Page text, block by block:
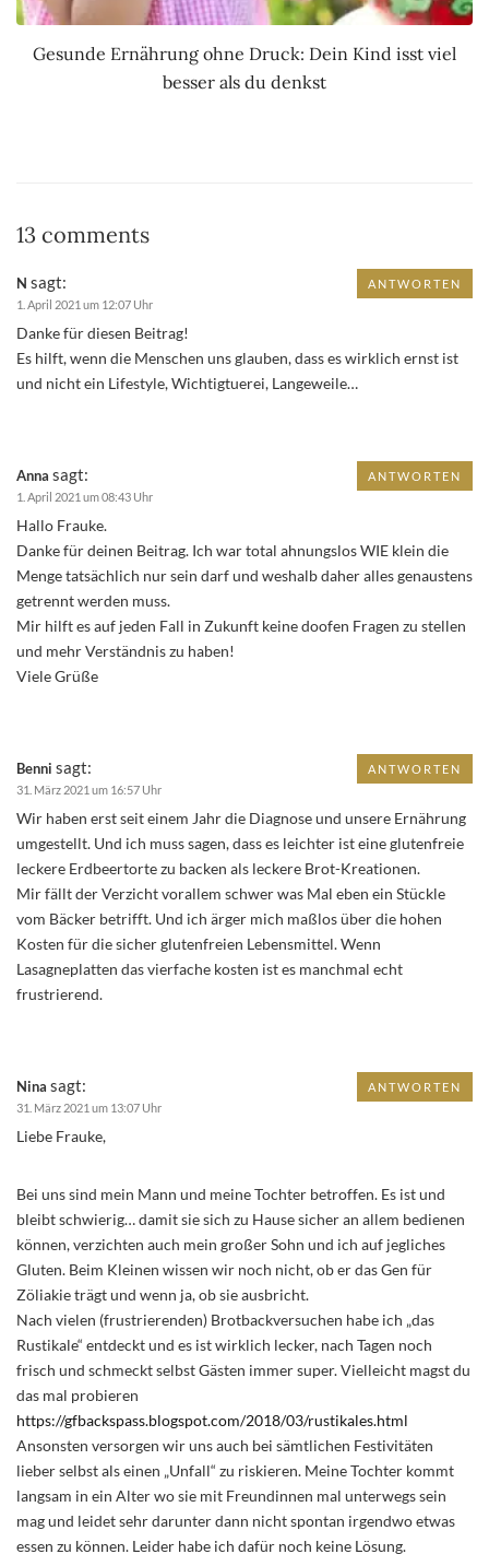
Gesunde Ernährung ohne Druck: Dein Kind isst viel
besser als du denkst
13 comments
N sagt:
1. April 2021 um 12:07 Uhr
Danke für diesen Beitrag!
Es hilft, wenn die Menschen uns glauben, dass es wirklich ernst ist
und nicht ein Lifestyle, Wichtigtuerei, Langeweile…
ANTWORTEN
Anna sagt:
1. April 2021 um 08:43 Uhr
Hallo Frauke.
Danke für deinen Beitrag. Ich war total ahnungslos WIE klein die
Menge tatsächlich nur sein darf und weshalb daher alles genaustens
getrennt werden muss.
Mir hilft es auf jeden Fall in Zukunft keine doofen Fragen zu stellen
und mehr Verständnis zu haben!
Viele Grüße
ANTWORTEN
Benni sagt:
31. März 2021 um 16:57 Uhr
Wir haben erst seit einem Jahr die Diagnose und unsere Ernährung
umgestellt. Und ich muss sagen, dass es leichter ist eine glutenfreie
leckere Erdbeertorte zu backen als leckere Brot-Kreationen.
Mir fällt der Verzicht vorallem schwer was Mal eben ein Stückle
vom Bäcker betrifft. Und ich ärger mich maßlos über die hohen
Kosten für die sicher glutenfreien Lebensmittel. Wenn
Lasagneplatten das vierfache kosten ist es manchmal echt
frustrierend.
ANTWORTEN
Nina sagt:
31. März 2021 um 13:07 Uhr
Liebe Frauke,
Bei uns sind mein Mann und meine Tochter betroffen. Es ist und
bleibt schwierig… damit sie sich zu Hause sicher an allem bedienen
können, verzichten auch mein großer Sohn und ich auf jegliches
Gluten. Beim Kleinen wissen wir noch nicht, ob er das Gen für
Zöliakie trägt und wenn ja, ob sie ausbricht.
Nach vielen (frustrierenden) Brotbackversuchen habe ich „das
Rustikale“ entdeckt und es ist wirklich lecker, nach Tagen noch
frisch und schmeckt selbst Gästen immer super. Vielleicht magst du
das mal probieren
https://gfbackspass.blogspot.com/2018/03/rustikales.html
Ansonsten versorgen wir uns auch bei sämtlichen Festivitäten
lieber selbst als einen „Unfall“ zu riskieren. Meine Tochter kommt
langsam in ein Alter wo sie mit Freundinnen mal unterwegs sein
mag und leidet sehr darunter dann nicht spontan irgendwo etwas
essen zu können. Leider habe ich dafür noch keine Lösung.
ANTWORTEN